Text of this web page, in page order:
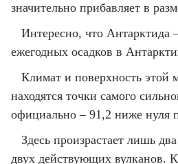
значительно прибавляет в
Интересно, что Антарктида
ежегодных осадков в
Климат и поверхность этой
находятся точки самого
официально – 91,2 ниже нуля
Здесь произрастает лишь
двух действующих вулканов.